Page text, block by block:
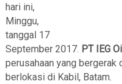
hari ini,
Minggu,
tanggal 17
September 2017. PT IEG
perusahaan yang bergerak
berlokasi di Kabil, Batam.